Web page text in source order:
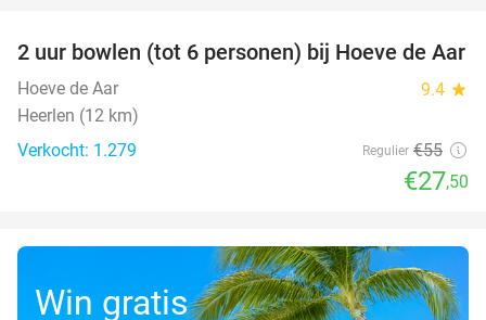
50%
2 uur bowlen (tot 6 personen) bij Hoeve de Aar
Hoeve de Aar 9.4 star
Heerlen (12 km)
Verkocht: 1.279
Regulier €55
€27,50
Win gratis